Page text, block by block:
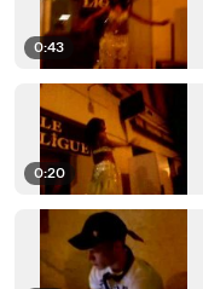
0:43
0:20